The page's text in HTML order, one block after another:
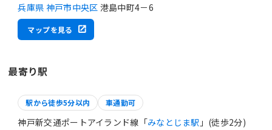
兵庫県 神戸市中央区 港島中町4－6
マップを見る
最寄り駅
駅から徒歩5分以内 車通勤可
神戸新交通ポートアイランド線「みなとじま駅 」(徒歩2分)